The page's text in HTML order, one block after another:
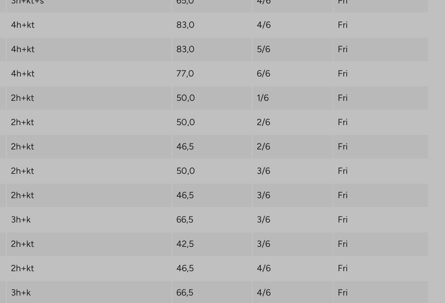
4h+kt 83,0 4/6 Fri
4h+kt 83,0 5/6 Fri
4h+kt 77,0 6/6 Fri
2h+kt 50,0 1/6 Fri
2h+kt 50,0 2/6 Fri
2h+kt 46,5 2/6 Fri
2h+kt 50,0 3/6 Fri
2h+kt 46,5 3/6 Fri
3h+k 66,5 3/6 Fri
2h+kt 42,5 3/6 Fri
2h+kt 46,5 4/6 Fri
3h+k 66,5 4/6 Fri